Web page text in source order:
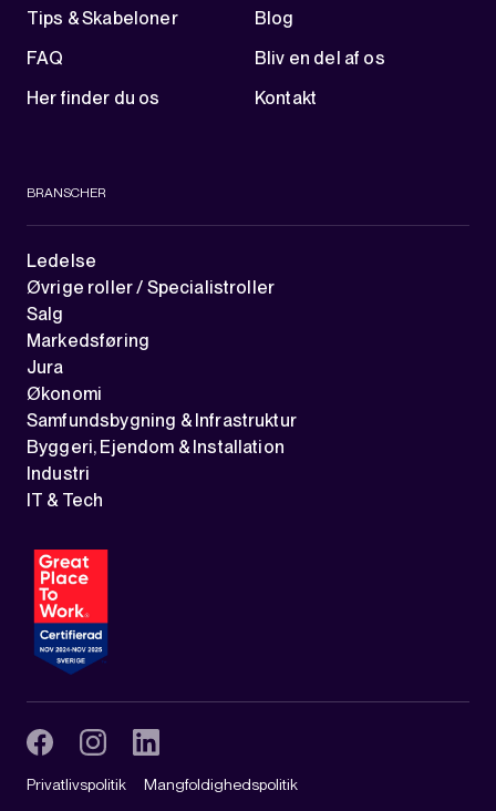
Tips & Skabeloner
Blog
FAQ
Bliv en del af os
Her finder du os
Kontakt
BRANSCHER
Ledelse
Øvrige roller / Specialistroller
Salg
Markedsføring
Jura
Økonomi
Samfundsbygning & Infrastruktur
Byggeri, Ejendom & Installation
Industri
IT & Tech
Privatlivspolitik Mangfoldighedspolitik